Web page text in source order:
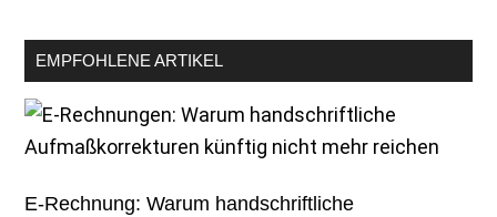
EMPFOHLENE ARTIKEL
E-Rechnung: Warum handschriftliche